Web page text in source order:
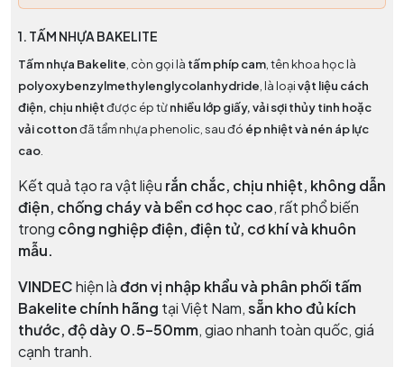
1. TẤM NHỰA BAKELITE
Tấm nhựa Bakelite , còn gọi là tấm phíp cam , tên khoa học là
polyoxybenzylmethylenglycolanhydride , là loạivật liệu cách
điện, chịu nhiệtđược ép từnhiều lớp giấy, vải sợi thủy tinh hoặc
vải cottonđã tẩm nhựa phenolic, sau đó ép nhiệt và nén áp lực
cao
Kết quả tạo ra vật liệu rắn chắc, chịu nhiệt, không dẫn
điện, chống cháy và bền cơ học cao, rất phổ biến
trong công nghiệp điện, điện tử, cơ khí và khuôn
mẫu.
VINDEChiện làđơn vị nhập khẩu và phân phối tấm
Bakelite chính hãng tại Việt Nam,sẵn kho đủ kích
thước, độ dày 0.5–50mm, giao nhanh toàn quốc, giá
cạnh tranh.